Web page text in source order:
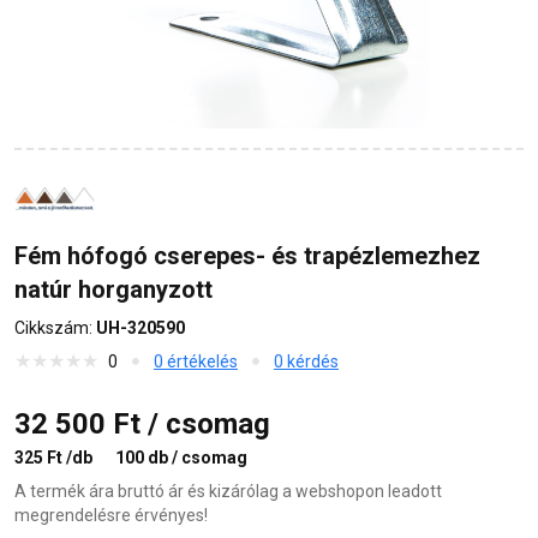
Fém hófogó cserepes- és trapézlemezhez
natúr horganyzott
Cikkszám: UH-320590
0
0 értékelés 0 kérdés
32 500 Ft / csomag
325 Ft /db
100 db / csomag
A termék ára bruttó ár és kizárólag a webshopon leadott
megrendelésre érvényes!